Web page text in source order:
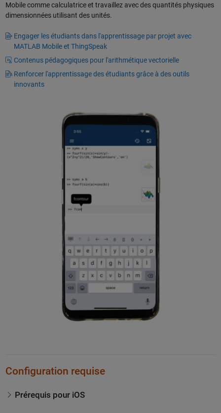
Mobile comme calculatrice et travaillez avec des quantités physiques
dimensionnées utilisant des unités.
Engager les étudiants dans l'apprentissage par projet avec
MATLAB Mobile et ThingSpeak
Contenus pédagogiques pour l'arithmétique vectorielle
Renforcer l'apprentissage des étudiants grâce à des outils
innovants
Configuration requise
Prérequis pour iOS